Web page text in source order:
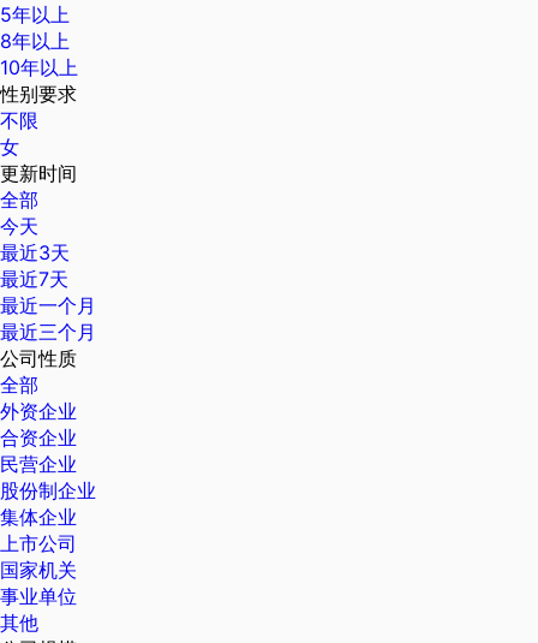
5年以上
8年以上
10年以上
性别要求
不限
女
更新时间
全部
今天
最近3天
最近7天
最近一个月
最近三个月
公司性质
全部
外资企业
合资企业
民营企业
股份制企业
集体企业
上市公司
国家机关
事业单位
其他